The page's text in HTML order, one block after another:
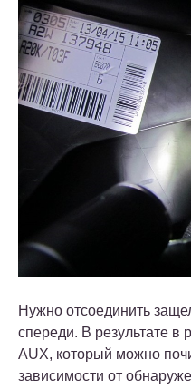
Нужно отсоединить
спереди. В результате в
AUX, который можно
зависимости от